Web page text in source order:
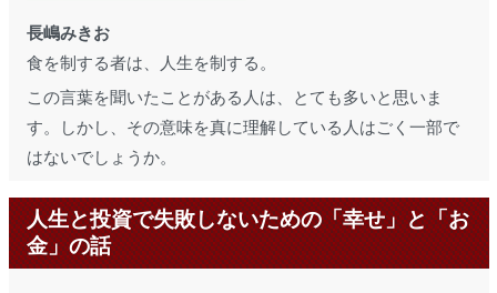
長嶋みきお
食を制する者は、人生を制する。
この言葉を聞いたことがある人は、とても多いと思いま
す。しかし、その意味を真に理解している人はごく一部で
はないでしょうか。
人生と投資で失敗しないための「幸せ」と「お
金」の話